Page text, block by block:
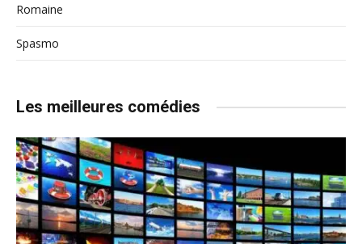
Romaine
Spasmo
Les meilleures comédies